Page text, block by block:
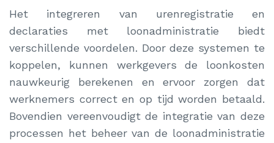
Het integreren van urenregistratie en
declaraties met loonadministratie biedt
verschillende voordelen. Door deze systemen te
koppelen, kunnen werkgevers de loonkosten
nauwkeurig berekenen en ervoor zorgen dat
werknemers correct en op tijd worden betaald.
Bovendien vereenvoudigt de integratie van deze
processen het beheer van de loonadministratie